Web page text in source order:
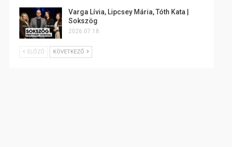
Varga Lívia, Lipcsey Mária, Tóth Kata |
Sokszög
2026.07.18.
ELŐZŐ KÖVETKEZŐ